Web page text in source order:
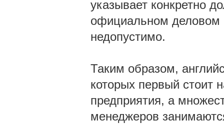
указывает конкретно
официальном деловом
недопустимо.
Таким образом,
которых первый стоит
предприятия, а
менеджеров